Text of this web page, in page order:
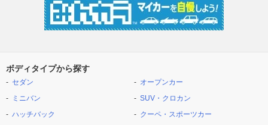
ボディタイプから探す
セダン
ミニバン
ハッチバック
オープンカー
SUV・クロカン
クーペ・スポーツカー